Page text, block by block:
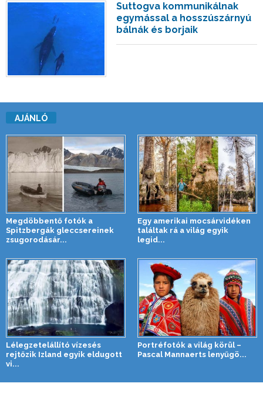
Suttogva kommunikálnak
egymással a hosszúszárnyú
bálnák és borjaik
AJÁNLÓ
Megdöbbentő fotók a
Spitzbergák gleccsereinek
zsugorodásár...
Egy amerikai mocsárvidéken
találtak rá a világ egyik
legid...
Lélegzetelállító vízesés
rejtőzik Izland egyik eldugott
vi...
Portréfotók a világ körül –
Pascal Mannaerts lenyűgö...